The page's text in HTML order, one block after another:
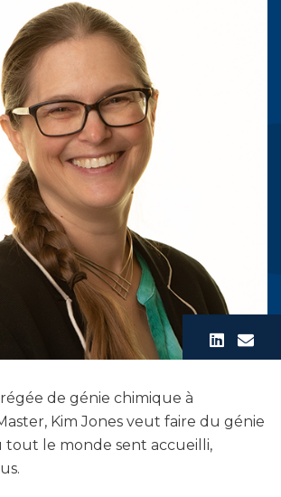
de génie chimique à
Kim Jones veut faire du génie
tout le monde sent accueilli,